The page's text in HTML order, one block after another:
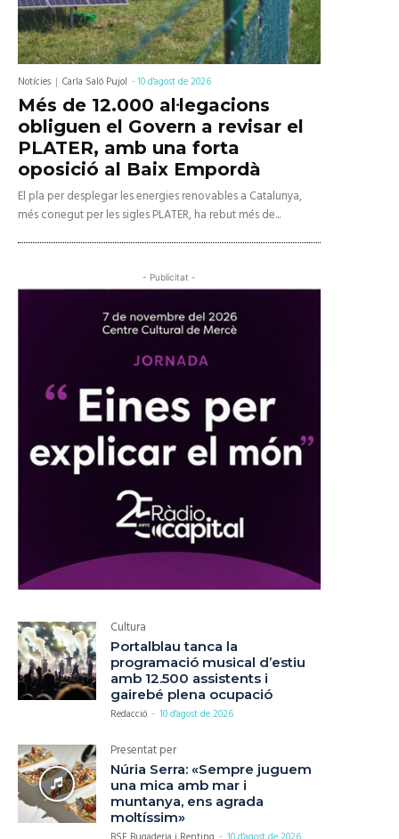
Notícies Carla Saló Pujol -10 d'agost de 2026
Més de 12.000 al·legacions
obliguen el Govern a revisar el
PLATER, amb una forta
oposició al Baix Empordà
El pla per desplegar les energies renovables a Catalunya,
més conegut per les sigles PLATER, ha rebut més de...
- Publicitat -
Cultura
Portalblau tanca la
programació musical d’estiu
amb 12.500 assistents i
gairebé plena ocupació
Redacció - 10 d'agost de 2026
Presentat per
Núria Serra: «Sempre juguem
una mica amb mar i
muntanya, ens agrada
moltíssim»